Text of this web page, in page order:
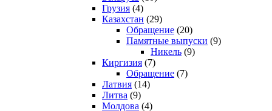
Грузия (4)
Казахстан (29)
Обращение (20)
Памятные выпуски (9)
Никель (9)
Киргизия (7)
Обращение (7)
Латвия (14)
Литва (9)
Молдова (4)